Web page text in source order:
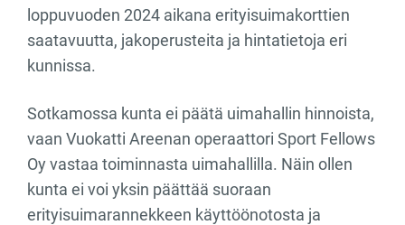
loppuvuoden 2024 aikana erityisuimakorttien
saatavuutta, jakoperusteita ja hintatietoja eri
kunnissa.
Sotkamossa kunta ei päätä uimahallin hinnoista,
vaan Vuokatti Areenan operaattori Sport Fellows
Oy vastaa toiminnasta uimahallilla. Näin ollen
kunta ei voi yksin päättää suoraan
erityisuimarannekkeen käyttöönotosta ja